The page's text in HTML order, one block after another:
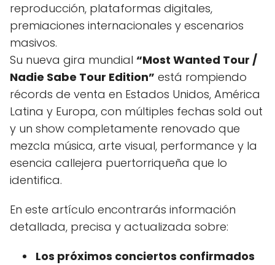
reproducción, plataformas digitales,
premiaciones internacionales y escenarios
masivos.
Su nueva gira mundial “Most Wanted Tour /
Nadie Sabe Tour Edition” está rompiendo
récords de venta en Estados Unidos, América
Latina y Europa, con múltiples fechas sold out
y un show completamente renovado que
mezcla música, arte visual, performance y la
esencia callejera puertorriqueña que lo
identifica.
En este artículo encontrarás información
detallada, precisa y actualizada sobre:
Los próximos conciertos confirmados